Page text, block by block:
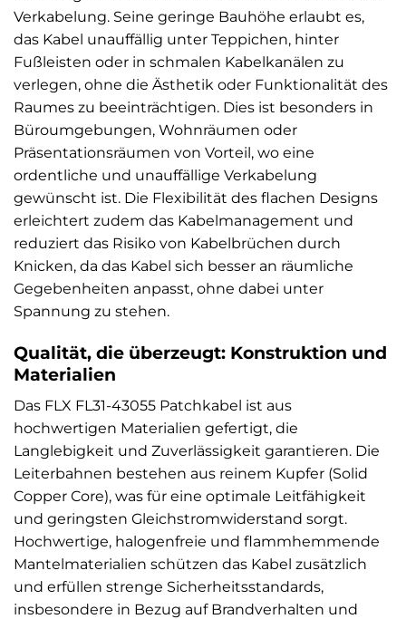
Verkabelung. Seine geringe Bauhöhe erlaubt es,
das Kabel unauffällig unter Teppichen, hinter
Fußleisten oder in schmalen Kabelkanälen zu
verlegen, ohne die Ästhetik oder Funktionalität des
Raumes zu beeinträchtigen. Dies ist besonders in
Büroumgebungen, Wohnräumen oder
Präsentationsräumen von Vorteil, wo eine
ordentliche und unauffällige Verkabelung
gewünscht ist. Die Flexibilität des flachen Designs
erleichtert zudem das Kabelmanagement und
reduziert das Risiko von Kabelbrüchen durch
Knicken, da das Kabel sich besser an räumliche
Gegebenheiten anpasst, ohne dabei unter
Spannung zu stehen.
Qualität, die überzeugt: Konstruktion und
Materialien
Das FLX FL31-43055 Patchkabel ist aus
hochwertigen Materialien gefertigt, die
Langlebigkeit und Zuverlässigkeit garantieren. Die
Leiterbahnen bestehen aus reinem Kupfer (Solid
Copper Core), was für eine optimale Leitfähigkeit
und geringsten Gleichstromwiderstand sorgt.
Hochwertige, halogenfreie und flammhemmende
Mantelmaterialien schützen das Kabel zusätzlich
und erfüllen strenge Sicherheitsstandards,
insbesondere in Bezug auf Brandverhalten und